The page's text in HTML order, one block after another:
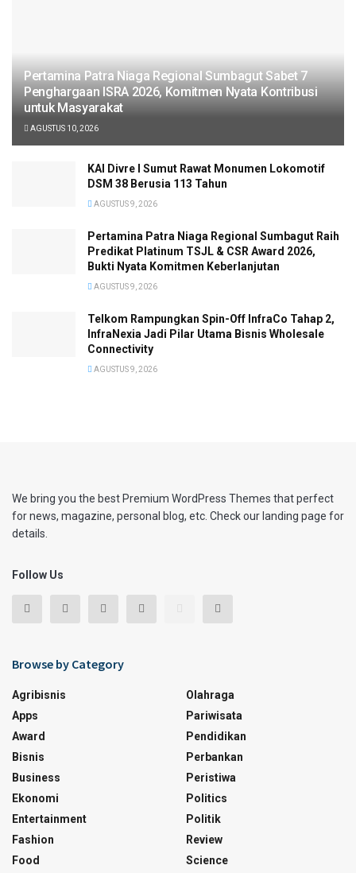
Pertamina Patra Niaga Regional Sumbagut Sabet 7
Penghargaan ISRA 2026, Komitmen Nyata Kontribusi
untuk Masyarakat
AGUSTUS 10, 2026
KAI Divre I Sumut Rawat Monumen Lokomotif
DSM 38 Berusia 113 Tahun
AGUSTUS 9, 2026
Pertamina Patra Niaga Regional Sumbagut Raih
Predikat Platinum TSJL & CSR Award 2026,
Bukti Nyata Komitmen Keberlanjutan
AGUSTUS 9, 2026
Telkom Rampungkan Spin-Off InfraCo Tahap 2,
InfraNexia Jadi Pilar Utama Bisnis Wholesale
Connectivity
AGUSTUS 9, 2026
We bring you the best Premium WordPress Themes that perfect
for news, magazine, personal blog, etc. Check our landing page for
details.
Follow Us
Browse by Category
Agribisnis
Apps
Award
Bisnis
Business
Ekonomi
Entertainment
Fashion
Food
Olahraga
Pariwisata
Pendidikan
Perbankan
Peristiwa
Politics
Politik
Review
Science